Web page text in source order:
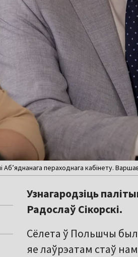
пераходнага кабінету.
Узнагародзіць
Радослаў Сікорскі.
Сёлета ў Польшчы
яе лаўрэатам стаў